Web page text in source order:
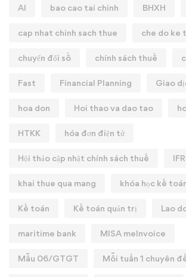
AI bao cao tai chinh BHXH
cap nhat chinh sach thue che do ke
chuyển đổi số chính sách thuế
Fast Financial Planning Giao
hoa don Hoi thao va dao tao
HTKK hóa đơn điện tử
Hội thảo cập nhật chính sách thuế
khai thue qua mang khóa học kế
Kế toán Kế toán quản trị Lao
maritime bank MISA meInvoice
Mẫu 06/GTGT Mỗi tuần 1 chuyên